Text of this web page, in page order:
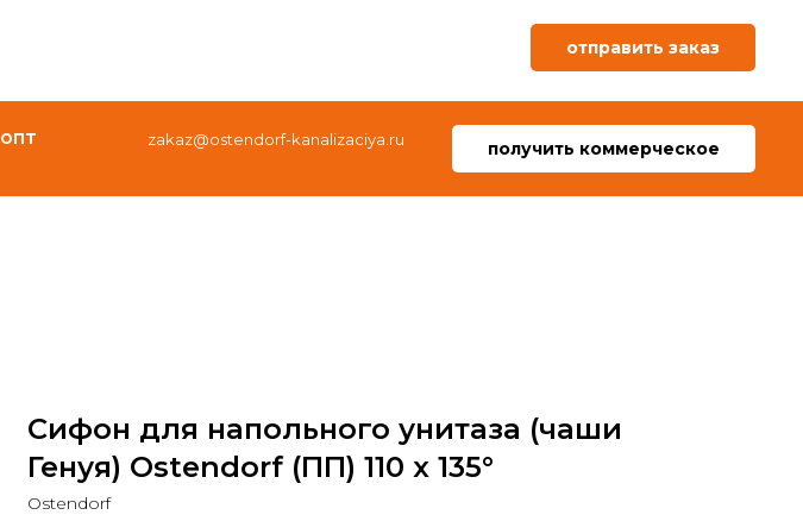
отправить заказ
опт
zakaz@ostendorf-kanalizaciya.ru получить коммерческое
Сифон для напольного унитаза (чаши
Генуя) Ostendorf (ПП) 110 x 135°
Ostendorf